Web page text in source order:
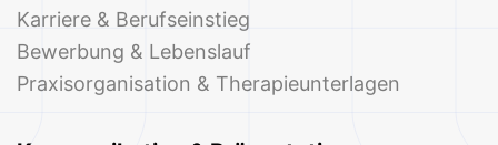
Karriere & Berufseinstieg
Bewerbung & Lebenslauf
Praxisorganisation & Therapieunterlagen